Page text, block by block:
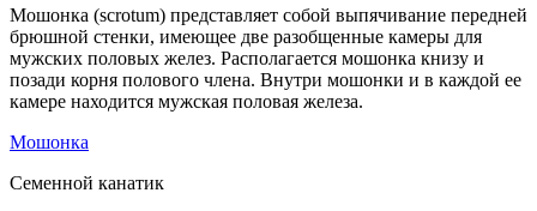
Мошонка (scrotum) представляет собой выпячивание передней
брюшной стенки, имеющее две разобщенные камеры для
мужских половых желез. Располагается мошонка книзу и
позади корня полового члена. Внутри мошонки и в каждой ее
камере находится мужская половая железа.
Мошонка
Семенной канатик